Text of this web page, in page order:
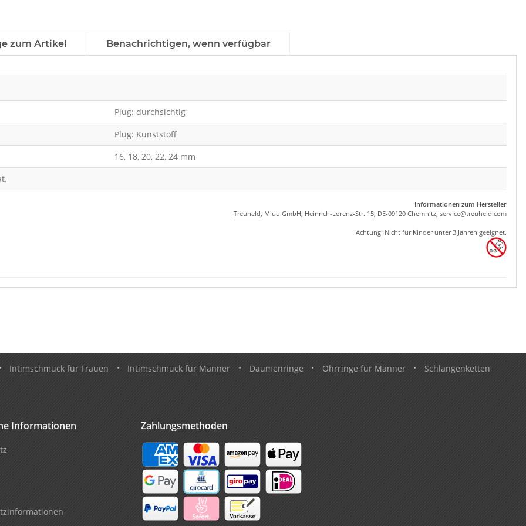
zum Artikel Benachrichtigen, wenn verfügbar
Plug: durchsichtig
Plug: Kunststoff
16, 18, 20, 22, 24 mm
Informationen zum Hersteller
Treuheld, Miuu GmbH, Heinrich-Lorenz-Str. 15, DE-09120 Chemnitz, service@treuheld.com
Achtung: Nicht für Kinder unter 3 Jahren geeignet.
• Intimschmuck für Frauen • Intimschmuck für Männer • Daumenringe • Ohrringe für Männer • Schlangenketten
Informationen Zahlungsmethoden